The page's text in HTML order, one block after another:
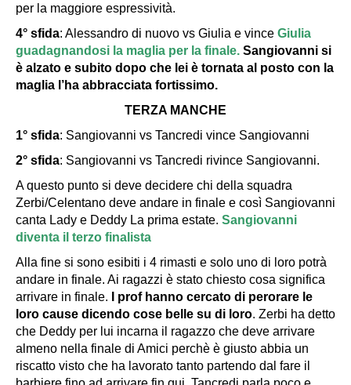
per la maggiore espressività.
4° sfida: Alessandro di nuovo vs Giulia e vince Giulia
guadagnandosi la maglia per la finale. Sangiovanni si
è alzato e subito dopo che lei è tornata al posto con la
maglia l’ha abbracciata fortissimo.
TERZA MANCHE
1° sfida: Sangiovanni vs Tancredi vince Sangiovanni
2° sfida: Sangiovanni vs Tancredi rivince Sangiovanni.
A questo punto si deve decidere chi della squadra
Zerbi/Celentano deve andare in finale e così Sangiovanni
canta Lady e Deddy La prima estate. Sangiovanni
diventa il terzo finalista
Alla fine si sono esibiti i 4 rimasti e solo uno di loro potrà
andare in finale. Ai ragazzi è stato chiesto cosa significa
arrivare in finale. I prof hanno cercato di perorare le
loro cause dicendo cose belle su di loro. Zerbi ha detto
che Deddy per lui incarna il ragazzo che deve arrivare
almeno nella finale di Amici perchè è giusto abbia un
riscatto visto che ha lavorato tanto partendo dal fare il